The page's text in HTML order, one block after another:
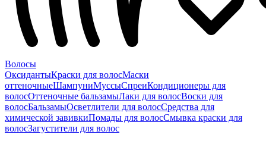
Волосы
ОксидантыКраски для волосМаски
оттеночныеШампуниМуссыСпреиКондиционеры для
волосОттеночные бальзамыЛаки для волосВоски для
волосБальзамыОсветлители для волосСредства для
химической завивкиПомады для волосСмывка краски для
волосЗагустители для волос